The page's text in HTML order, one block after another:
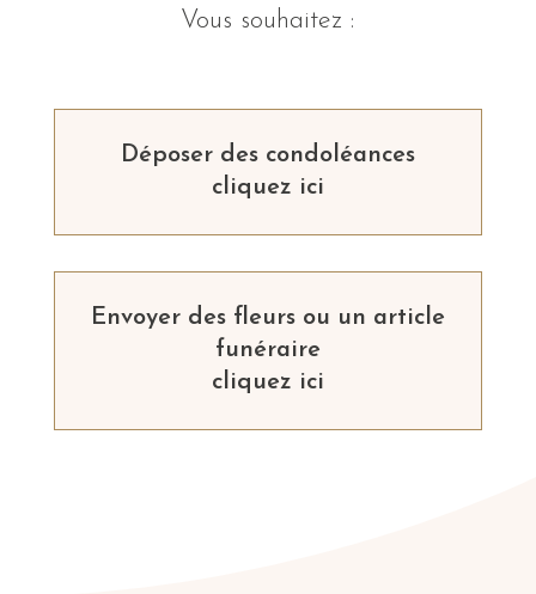
Vous souhaitez :
Déposer des condoléances
cliquez ici
Envoyer des fleurs ou un article
funéraire
cliquez ici